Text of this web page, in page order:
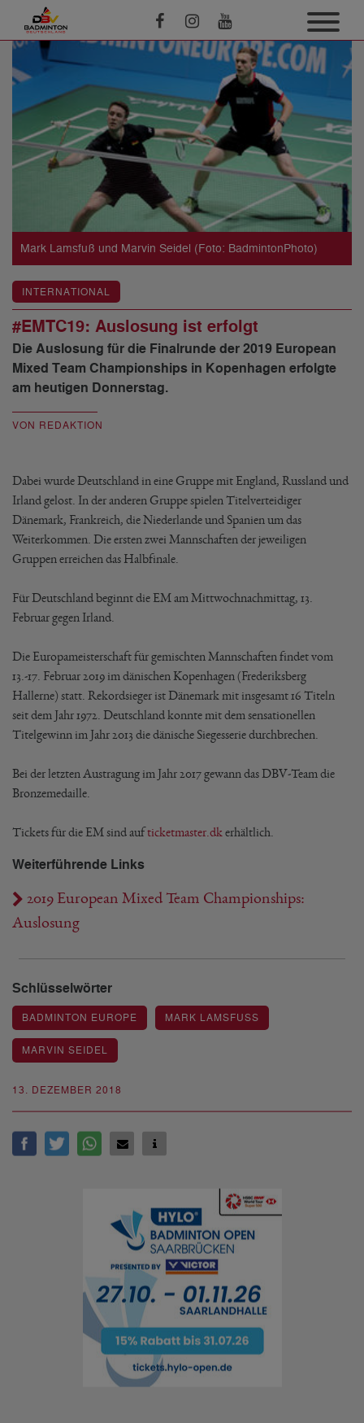
Mark Lamsfuß und Marvin Seidel (Foto: BadmintonPhoto)
13. DEZEMBER 2018
INTERNATIONAL
#EMTC19: Auslosung ist erfolgt
Die Auslosung für die Finalrunde der 2019 European
Mixed Team Championships in Kopenhagen erfolgte
am heutigen Donnerstag.
VON REDAKTION
Dabei wurde Deutschland in eine Gruppe mit England, Russland und
Irland gelost. In der anderen Gruppe spielen Titelverteidiger
Dänemark, Frankreich, die Niederlande und Spanien um das
Weiterkommen. Die ersten zwei Mannschaften der jeweiligen
Gruppen erreichen das Halbfinale.
Für Deutschland beginnt die EM am Mittwochnachmittag, 13.
Februar gegen Irland.
Die Europameisterschaft für gemischten Mannschaften findet vom
13.-17. Februar 2019 im dänischen Kopenhagen (Frederiksberg
Hallerne) statt. Rekordsieger ist Dänemark mit insgesamt 16 Titeln
seit dem Jahr 1972. Deutschland konnte mit dem sensationellen
Titelgewinn im Jahr 2013 die dänische Siegesserie durchbrechen.
Bei der letzten Austragung im Jahr 2017 gewann das DBV-Team die
Bronzemedaille.
Tickets für die EM sind aufticketmaster.dk erhältlich.
Weiterführende Links
2019 European Mixed Team Championships:
Auslosung
Schlüsselwörter
BADMINTON EUROPE MARK LAMSFUSS
MARVIN SEIDEL